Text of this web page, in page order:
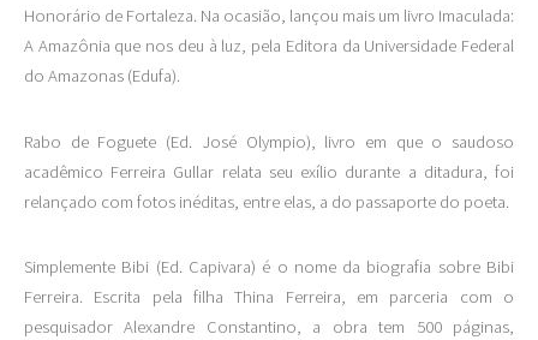
Honorário de Fortaleza. Na ocasião, lançou mais um livro Imaculada:
A Amazônia que nos deu à luz, pela Editora da Universidade Federal
do Amazonas (Edufa).
Rabo de Foguete (Ed. José Olympio), livro em que o saudoso
acadêmico Ferreira Gullar relata seu exílio durante a ditadura, foi
relançado com fotos inéditas, entre elas, a do passaporte do poeta.
Simplemente Bibi (Ed. Capivara) é o nome da biografia sobre Bibi
Ferreira. Escrita pela filha Thina Ferreira, em parceria com o
pesquisador Alexandre Constantino, a obra tem 500 páginas,